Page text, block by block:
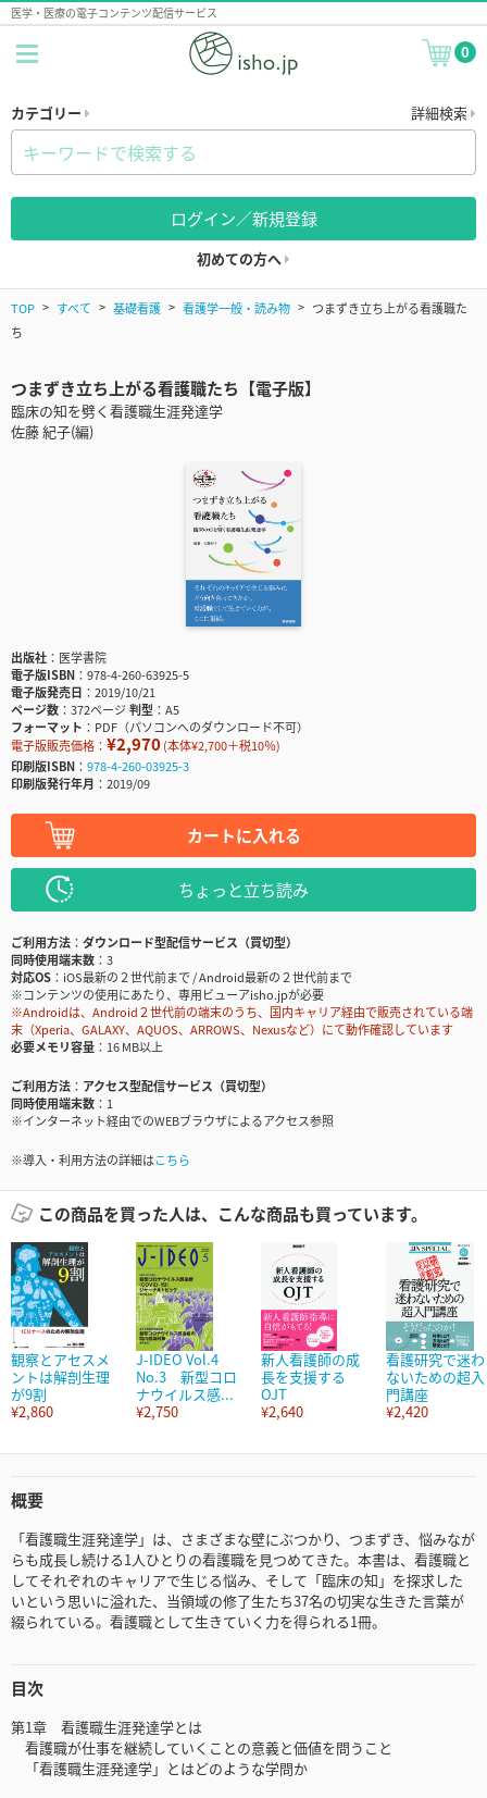
医学・医療の電子コンテンツ配信サービス
0
カテゴリー 詳細検索
ログイン／新規登録
初めての方へ
TOP すべて 基礎看護 看護学一般・読み物
つまずき立ち上がる看護職た
ち
つまずき立ち上がる看護職たち【電子版】
臨床の知を劈く看護職生涯発達学
佐藤 紀子(編)
出版社
医学書院
電子版ISBN
978-4-260-63925-5
電子版発売日
2019/10/21
ページ数
372ページ判型
A5
フォーマット
PDF（パソコンへのダウンロード不可）
電子版販売価格： ¥2,970(本体¥2,700＋税10％)
印刷版ISBN
978-4-260-03925-3
印刷版発行年月
2019/09
カートに入れる
ちょっと立ち読み
ご利用方法
ダウンロード型配信サービス（買切型）
同時使用端末数
3
対応OS
iOS最新の２世代前まで / Android最新の２世代前まで
※コンテンツの使用にあたり、専用ビューアisho.jpが必要
※Androidは、Android２世代前の端末のうち、国内キャリア経由で販売されている端
末（Xperia、GALAXY、AQUOS、ARROWS、Nexusなど）にて動作確認しています
必要メモリ容量
16 MB以上
ご利用方法
アクセス型配信サービス（買切型）
同時使用端末数
1
※インターネット経由でのWEBブラウザによるアクセス参照
※導入・利用方法の詳細はこちら
この商品を買った人は、こんな商品も買っています。
観察とアセスメ
ントは解剖生理
が9割
¥2,860
J-IDEO Vol.4
No.3 新型コロ
ナウイルス感...
¥2,750
新人看護師の成
長を支援する
OJT
¥2,640
看護研究で迷わ
ないための超入
門講座
¥2,420
概要
「看護職生涯発達学」は、さまざまな壁にぶつかり、つまずき、悩みなが
らも成長し続ける1人ひとりの看護職を見つめてきた。本書は、看護職と
してそれぞれのキャリアで生じる悩み、そして「臨床の知」を探求した
いという思いに溢れた、当領域の修了生たち37名の切実な生きた言葉が
綴られている。看護職として生きていく力を得られる1冊。
目次
第1章 看護職生涯発達学とは
看護職が仕事を継続していくことの意義と価値を問うこと
「看護職生涯発達学」とはどのような学問か